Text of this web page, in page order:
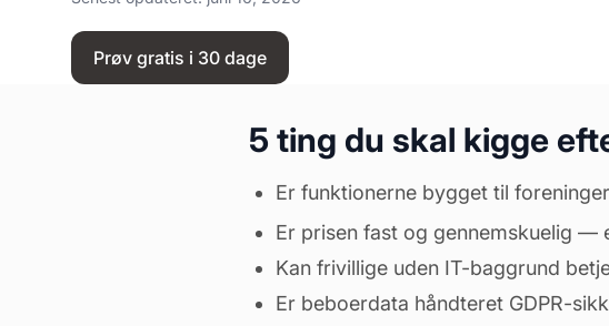
Prøv gratis i 30 dage
5 ting du skal kigge
Er funktionerne bygget til
Er prisen fast og gennemskuelig —
Kan frivillige uden IT-baggrund
Er beboerdata håndteret GDPR-